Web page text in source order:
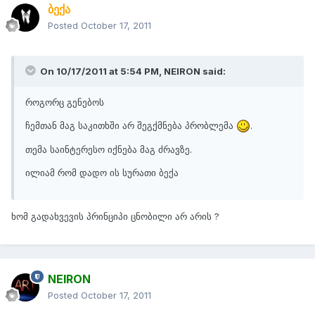
ბექა
Posted October 17, 2011
On 10/17/2011 at 5:54 PM, NEIRON said:
როგორც გენებოს
ჩემთან მაგ საკითხში არ შეგქმნება პრობლემა .
თემა საინტერესო იქნება მაგ ძრავზე.
ილიამ რომ დადო ის სურათი ბექა
ხომ გადახვევის პრინციპი ცნობილი არ არის ?
NEIRON
Posted October 17, 2011